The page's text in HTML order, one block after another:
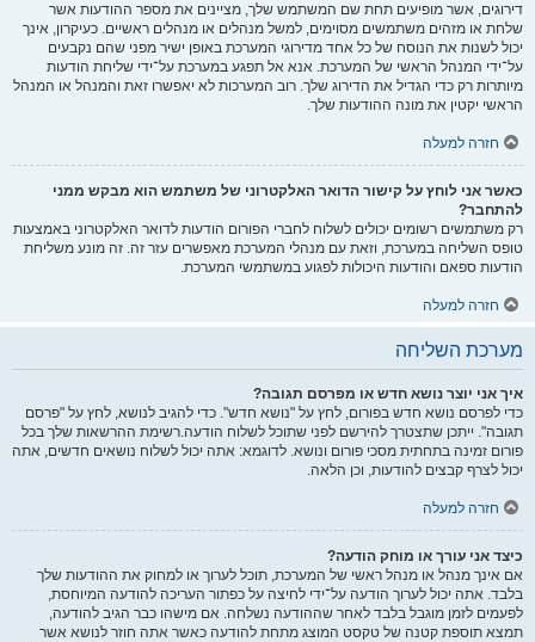
דירוגים, אשר מופיעים תחת שם המשתמש שלך, מציינים את מספר ההודעות אשר
שלחת או מזהים משתמשים מסוימים, למשל מנהלים או מנהלים ראשיים. כעיקרון, אינך
יכול לשנות את הנוסח של כל אחד מדירוגי המערכת באופן ישיר מפני שהם נקבעים
על־ידי המנהל הראשי של המערכת. אנא אל תפגע במערכת על־ידי שליחת הודעות
מיותרות רק כדי הגדיל את הדירוג שלך. רוב המערכות לא יאפשרו זאת והמנהל או המנהל
הראשי יקטין את מונה ההודעות שלך.
חזרה למעלה
כאשר אני לוחץ על קישור הדואר האלקטרוני של משתמש הוא מבקש ממני
להתחבר?
רק משתמשים רשומים יכולים לשלוח לחברי הפורום הודעות לדואר האלקטרוני באמצעות
טופס השליחה במערכת, וזאת עם מנהלי המערכת מאפשרים עזר זה. זה מונע משליחת
הודעות ספאם והודעות היכולות לפגוע במשתמשי המערכת.
חזרה למעלה
מערכת השליחה
איך אני יוצר נושא חדש או מפרסם תגובה?
כדי לפרסם נושא חדש בפורום, לחץ על "נושא חדש". כדי להגיב לנושא, לחץ על "פרסם
תגובה". ייתכן שתצטרך להירשם לפני שתוכל לשלוח הודעה.רשימת ההרשאות שלך בכל
פורום זמינה בתחתית מסכי פורום ונושא. לדוגמא: אתה יכול לשלוח נושאים חדשים, אתה
יכול לצרף קבצים להודעות, וכן הלאה.
חזרה למעלה
כיצד אני עורך או מוחק הודעה?
אם אינך מנהל או מנהל ראשי של המערכת, תוכל לערוך או למחוק את ההודעות שלך
בלבד. אתה יכול לערוך הודעה על־ידי לחיצה על כפתור העריכה להודעה המיוחסת,
לפעמים לזמן מוגבל בלבד לאחר שההודעה נשלחה. אם מישהו כבר הגיב להודעה,
תמצא תוספת קטנה של טקסט המוצג מתחת להודעה כאשר אתה חוזר לנושא אשר